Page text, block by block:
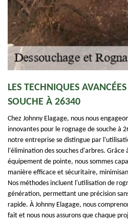
LES TECHNIQUES
SOUCHE À 26340
Chez Johnny Elagage, nous nous
innovantes pour le rognage de souche à
notre entreprise se distingue par
l'élimination des souches d'arbres.
équipement de pointe, nous sommes
manière efficace et sécuritaire,
Nos méthodes incluent l'utilisation de
génération, permettant une précision
rapide. À Johnny Elagage, nous
fait et nous nous assurons que chaque